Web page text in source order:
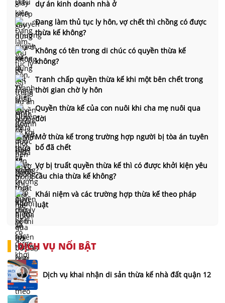
dự án kinh doanh nhà ở
Đang làm thủ tục ly hôn, vợ chết thì chồng có được
thừa kế không?
Không có tên trong di chúc có quyền thừa kế
không?
Tranh chấp quyền thừa kế khi một bên chết trong
thời gian chờ ly hôn
Quyền thừa kế của con nuôi khi cha mẹ nuôi qua
đời
Mở thừa kế trong trường hợp người bị tòa án tuyên
bố đã chết
Vợ bị truất quyền thừa kế thì có được khởi kiện yêu
cầu chia thừa kế không?
Khái niệm và các trường hợp thừa kế theo pháp
luật
DỊCH VỤ NỔI BẬT
Dịch vụ khai nhận di sản thừa kế nhà đất quận 12